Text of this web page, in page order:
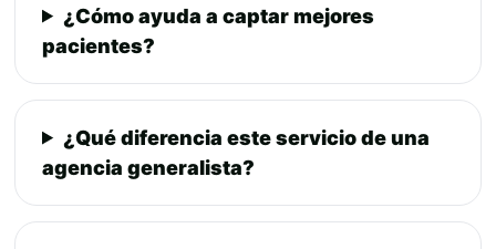
¿Cómo ayuda a captar mejores
pacientes?
¿Qué diferencia este servicio de una
agencia generalista?